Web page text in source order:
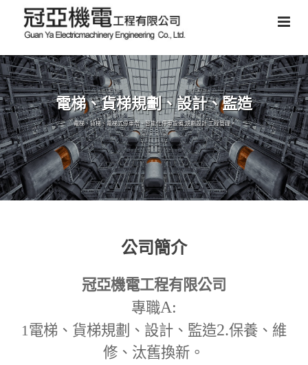
電梯、貨梯規劃、設計、監造
電梯、貨梯、電梯式停車塔、智能化停車設備,規劃設計,工程管理。
公司簡介
冠亞機電工程有限公司
專職A:
1電梯、貨梯規劃、設計、監造2.保養、維
修、汰舊換新。